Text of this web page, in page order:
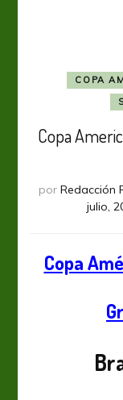
COPA
Copa
por Redacción
julio,
Copa